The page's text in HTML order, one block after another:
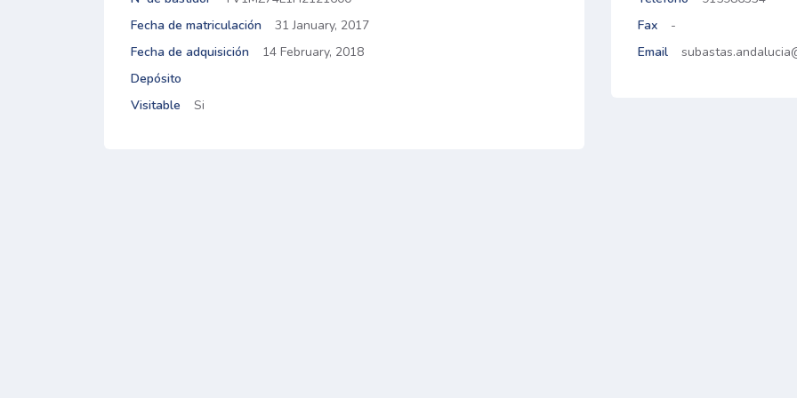
Fecha de matriculación
31 January, 2017
Fecha de adquisición
14 February, 2018
Depósito
Visitable
Si
Fax
-
Email